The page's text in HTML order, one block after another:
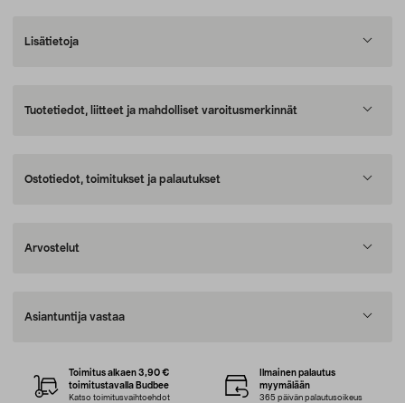
Lisätietoja
Tuotetiedot, liitteet ja mahdolliset varoitusmerkinnät
Ostotiedot, toimitukset ja palautukset
Arvostelut
Asiantuntija vastaa
Toimitus alkaen 3,90 €
toimitustavalla Budbee
Katso toimitusvaihtoehdot
Ilmainen palautus
myymälään
365 päivän palautusoikeus